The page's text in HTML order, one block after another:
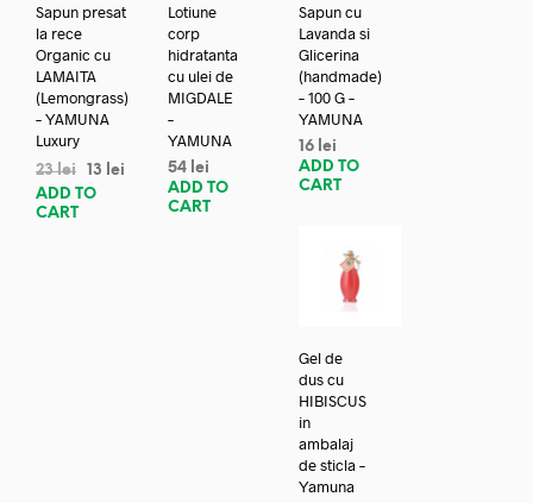
Sapun presat
la rece
Organic cu
LAMAITA
(Lemongrass)
– YAMUNA
Luxury
23lei 13
lei
ADD TO
CART
Lotiune
corp
hidratanta
cu ulei de
MIGDALE
–
YAMUNA
54 lei
ADD TO
CART
Sapun cu
Lavanda si
Glicerina
(handmade)
– 100 G –
YAMUNA
16 lei
ADD TO
CART
Gel de
dus cu
HIBISCUS
in
ambalaj
de sticla –
Yamuna